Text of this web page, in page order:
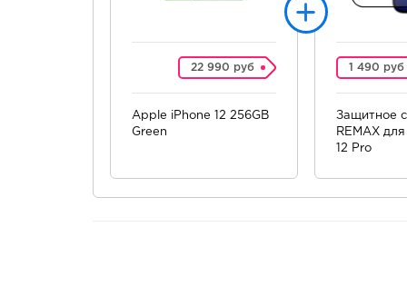
22 990 руб
Apple iPhone 12 256GB
Green
1 490 руб
Защитное
REMAX
12 Pro